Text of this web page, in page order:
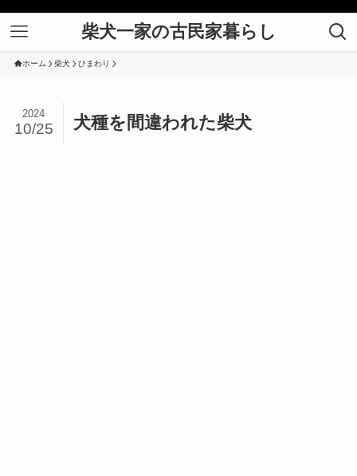
柴犬一家の古民家暮らし
ホーム 柴犬 ひまわり
犬種を間違われた柴犬
2024
10/25